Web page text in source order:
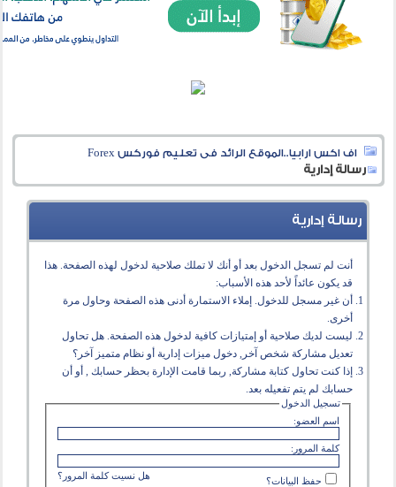
اف اكس ارابيا..الموقع الرائد فى تعليم فوركس Forex
رسالة إدارية
رسالة إدارية
أنت لم تسجل الدخول بعد أو أنك لا تملك صلاحية لدخول لهذه الصفحة. هذا
قد يكون عائداً لأحد هذه الأسباب:
أن غير مسجل للدخول. إملاء الاستمارة أدنى هذه الصفحة وحاول مرة
أخرى.
ليست لديك صلاحية أو إمتيازات كافية لدخول هذه الصفحة. هل تحاول
تعديل مشاركة شخص آخر, دخول ميزات إدارية أو نظام متميز آخر؟
إذا كنت تحاول كتابة مشاركة, ربما قامت الإدارة بحظر حسابك , أو أن
حسابك لم يتم تفعيله بعد.
تسجيل الدخول
اسم العضو:
كلمة المرور:
هل نسيت كلمة المرور؟ حفظ البيانات؟